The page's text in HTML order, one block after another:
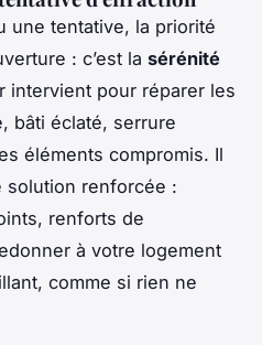
une tentative, la priorité
: c’est la sérénité
intervient pour réparer les
bâti éclaté, serrure
éléments compromis. Il
solution renforcée :
renforts de
à votre logement
comme si rien ne